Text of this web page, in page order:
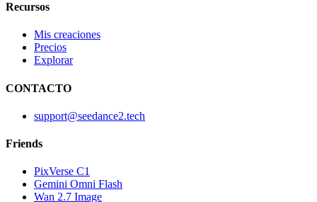
Recursos
Mis creaciones
Precios
Explorar
CONTACTO
support@seedance2.tech
Friends
PixVerse C1
Gemini Omni Flash
Wan 2.7 Image